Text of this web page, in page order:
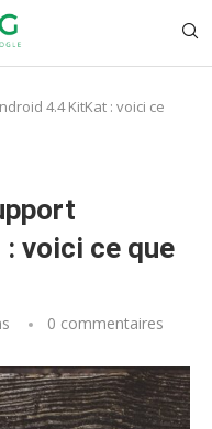
4.4 KitKat : voici ce
: voici ce que
0 commentaires